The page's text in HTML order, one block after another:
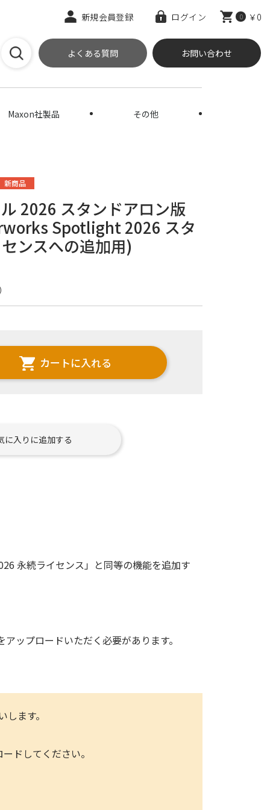
新規会員登録 ログイン 0 ￥0
よくある質問 お問い合わせ
Maxon社製品 その他
新商品
2026 スタンドアロン版
Spotlight 2026 スタ
ンスへの追加用)
カートに入れる
に入りに追加する
永続ライセンス」と同等の機能を追加す
ップロードいただく必要があります。
ます。
ドしてください。